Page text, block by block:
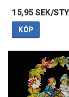
15,95 SEK/
KÖP